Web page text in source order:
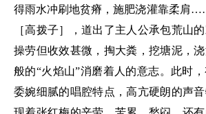
得雨水冲刷地贫瘠，施肥浇灌靠柔肩
［高拨子］，道出了主人公承包荒山
操劳但收效甚微，掏大粪，挖塘泥，
般的“火焰山”消磨着人的意志。此时
委婉细腻的唱腔特点，高亢硬朗的声